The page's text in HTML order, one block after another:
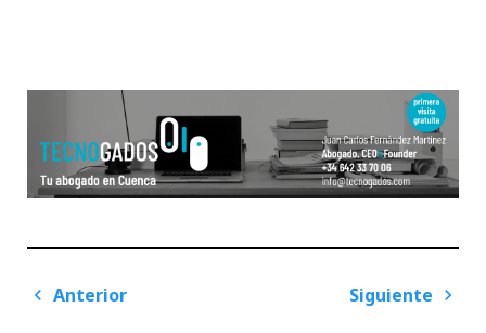
Navegación
Anterior
Siguiente